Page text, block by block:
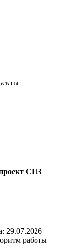
СПЗ
29.07.2026
работы